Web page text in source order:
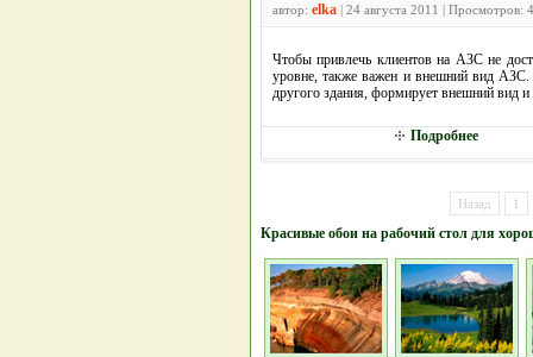
автор: elka | 24 августа 2011 | Просмотров:
Чтобы привлечь клиентов на АЗС не
уровне, также важен и внешний вид
другого здания, формирует внешний вид и
Подробнее
Назад 1
Красивые обои на рабочий стол для